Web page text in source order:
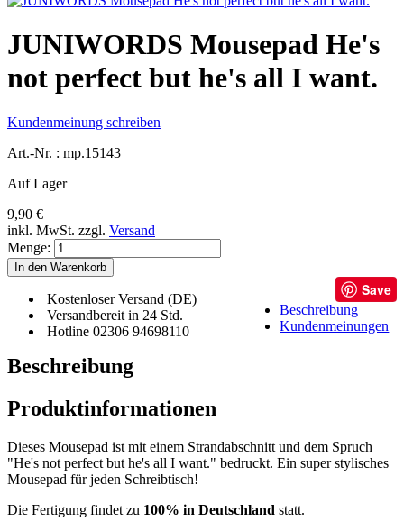
JUNIWORDS Mousepad He's
not perfect but he's all I want.
Kundenmeinung schreiben
Art.-Nr. : mp.15143
Auf Lager
9,90 €
inkl. MwSt. zzgl. Versand
Menge:
In den Warenkorb
Kostenloser Versand (DE)
Versandbereit in 24 Std.
Hotline 02306 94698110
Save
Beschreibung
Kundenmeinungen
Beschreibung
Produktinformationen
Dieses Mousepad ist mit einem Strandabschnitt und dem Spruch
"He's not perfect but he's all I want." bedruckt. Ein super stylisches
Mousepad für jeden Schreibtisch!
Die Fertigung findet zu 100% in Deutschland statt.